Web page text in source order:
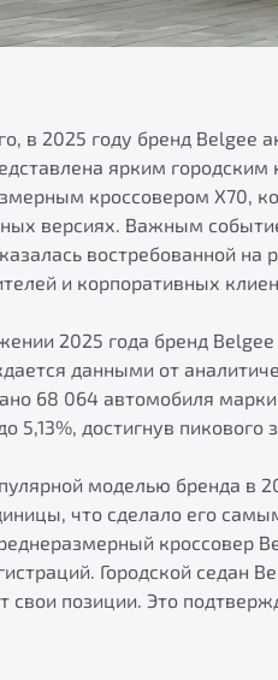
в 2025 году бренд Belgee
ярким
кроссовером X70,
версиях. Важным
востребованной
и корпоративных
2025 года бренд
данными от
68 064 автомобиля
5,13%, достигнув пикового
моделью бренда в
что сделало его
кроссовер
Городской седан
свои позиции. Это